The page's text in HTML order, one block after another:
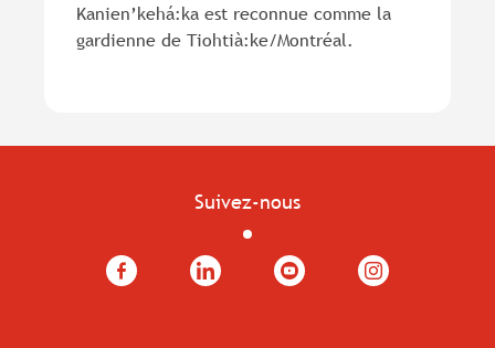
Kanien’kehá:ka est reconnue comme la
gardienne de Tiohtià:ke/Montréal.
Suivez-nous
Facebook LinkedIn YouTube Instagram